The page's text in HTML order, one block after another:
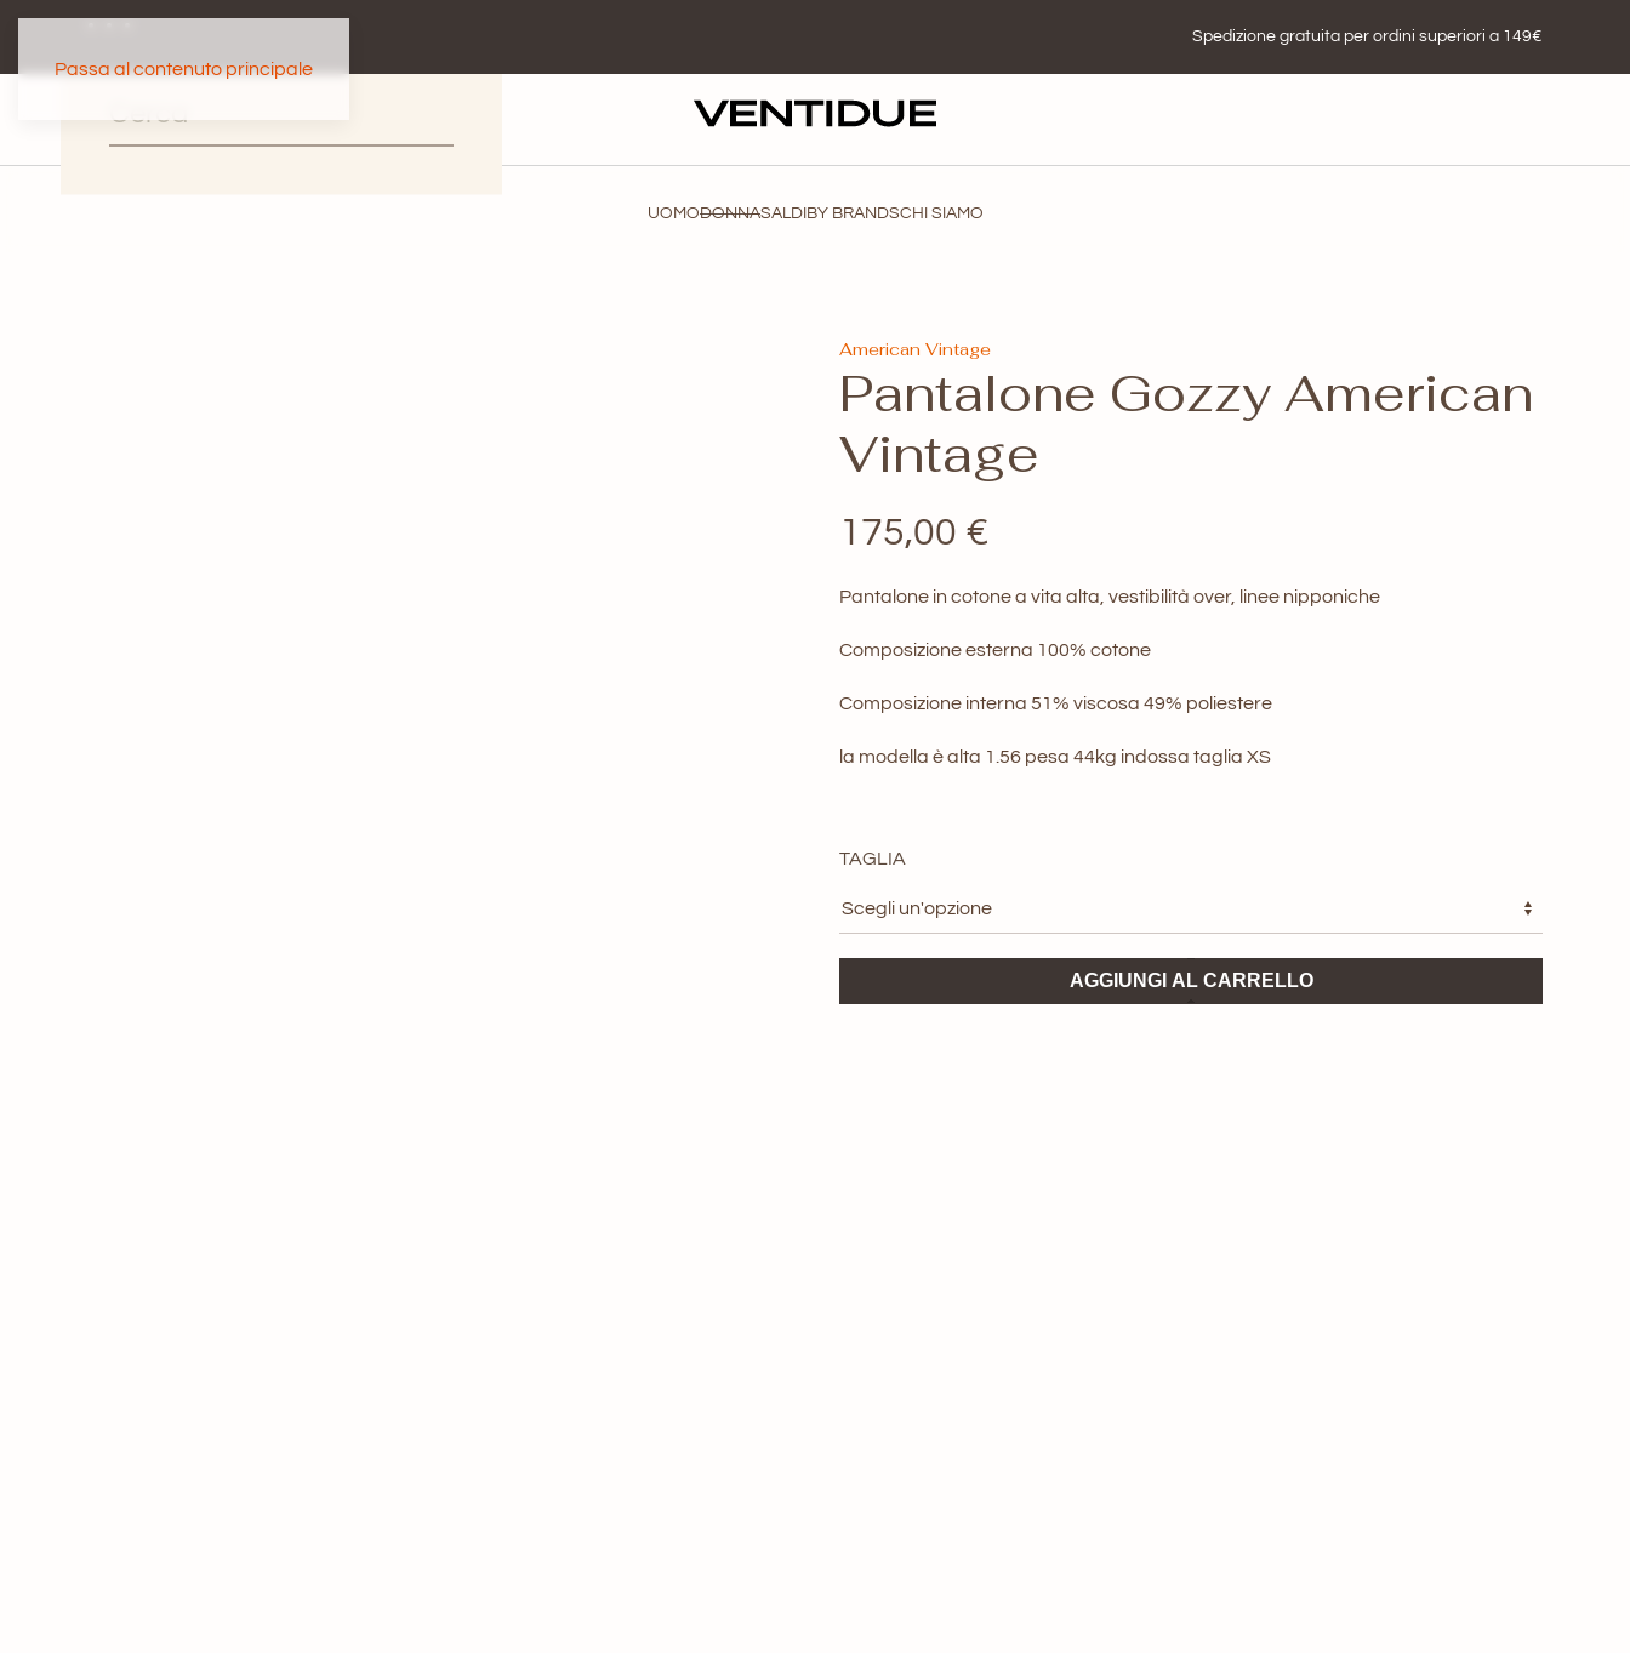
Passa al contenuto principale
Spedizione gratuita per ordini superiori a 149€
UOMODONNASALDI BY BRANDSCHI SIAMO
American Vintage
Pantalone Gozzy American
Vintage
175,00 €
Pantalone in cotone a vita alta, vestibilità over, linee nipponiche
Composizione esterna 100% cotone
Composizione interna 51% viscosa 49% poliestere
la modella è alta 1.56 pesa 44kg indossa taglia XS
TAGLIA
Gozzy
AGGIUNGI AL CARRELLO